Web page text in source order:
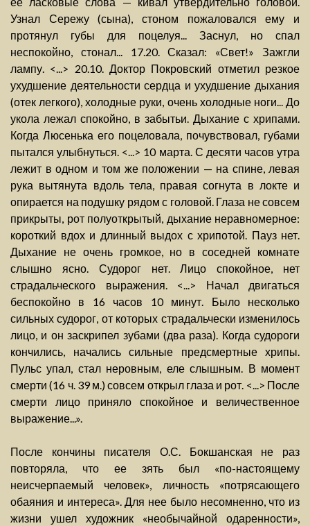
Узнал Сережу (сына), стоном пожаловался ему и
протянул губы для поцелуя... Заснул, но спал
неспокойно, стонал... 17.20. Сказал: «Свет!» Зажгли
лампу. <...> 20.10. Доктор Покровский отметил резкое
ухудшение деятельности сердца и ухудшение дыхания
(отек легкого), холодные руки, очень холодные ноги... До
укола лежал спокойно, в забытьи. Дыхание с хрипами.
Когда Люсенька его поцеловала, почувствовал, губами
пытался улыбнуться. <...> 10 марта. С десяти часов утра
лежит в одном и том же положении — на спине, левая
рука вытянута вдоль тела, правая согнута в локте и
опирается на подушку рядом с головой. Глаза не совсем
прикрыты, рот полуоткрытый, дыхание неравномерное:
короткий вдох и длинный выдох с хрипотой. Пауз нет.
Дыхание не очень громкое, но в соседней комнате
слышно ясно. Судорог нет. Лицо спокойное, нет
страдальческого выражения. <...> Начал двигаться
беспокойно в 16 часов 10 минут. Было несколько
сильных судорог, от которых страдальчески изменилось
лицо, и он заскрипел зубами (два раза). Когда судороги
кончились, начались сильные предсмертные хрипы.
Пульс упал, стал неровным, еле слышным. В момент
смерти (16 ч. 39 м.) совсем открыл глаза и рот. <...> После
смерти лицо приняло спокойное и величественное
выражение...».
После кончины писателя О.С. Бокшанская не раз
повторяла, что ее зять был «по-настоящему
неисчерпаемый человек», личность «потрясающего
обаяния и интереса». Для нее было несомненно, что из
жизни ушел художник «необычайной одаренности»,